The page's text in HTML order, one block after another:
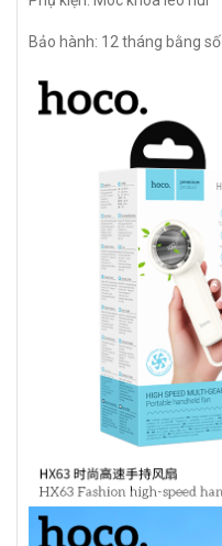
Bảo hành: 12 tháng bằng